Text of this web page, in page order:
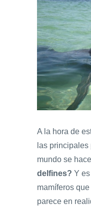
A la hora de
las principales
mundo se
delfines? Y
mamíferos
parece en